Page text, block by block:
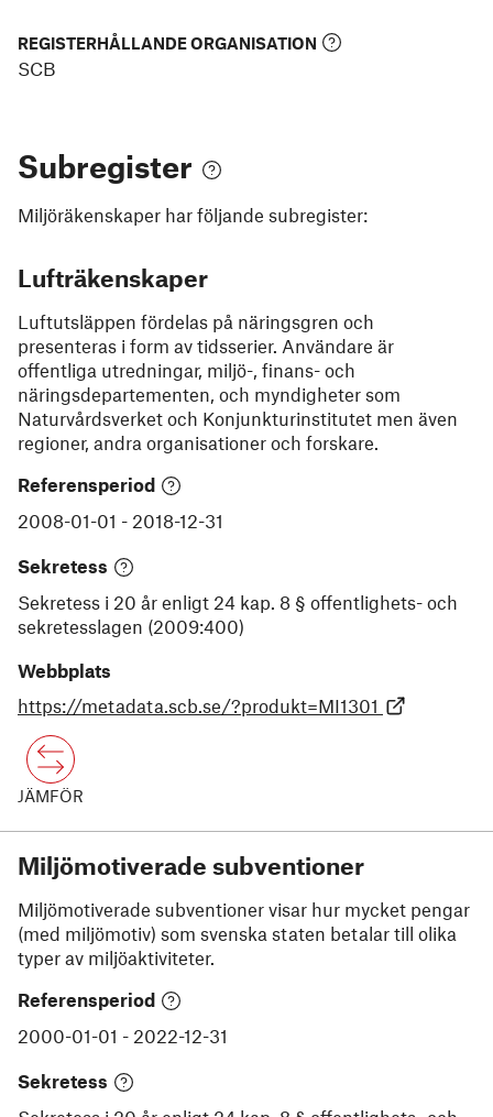
REGISTERHÅLLANDE ORGANISATION
SCB
Subregister
Miljöräkenskaper har följande subregister:
Lufträkenskaper
Luftutsläppen fördelas på näringsgren och
presenteras i form av tidsserier. Användare är
offentliga utredningar, miljö-, finans- och
näringsdepartementen, och myndigheter som
Naturvårdsverket och Konjunkturinstitutet men även
regioner, andra organisationer och forskare.
Referensperiod
2008-01-01 - 2018-12-31
Sekretess
Sekretess i 20 år enligt 24 kap. 8 § offentlighets- och
sekretesslagen (2009:400)
Webbplats
https://metadata.scb.se/?produkt=MI1301
JÄMFÖR
Miljömotiverade subventioner
Miljömotiverade subventioner visar hur mycket pengar
(med miljömotiv) som svenska staten betalar till olika
typer av miljöaktiviteter.
Referensperiod
2000-01-01 - 2022-12-31
Sekretess